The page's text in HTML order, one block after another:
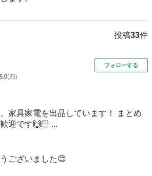
投稿33件
5.0(25)
フォローする
家具家電を出品しています！ まとめ
迎です🙌🏻 ...
ございました😊